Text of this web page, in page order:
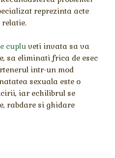
reprezinta acte
relatie.
cuplu veti invata sa va
sa eliminati frica de esec
intr-un mod
sexuala este o
iar echilibrul se
rabdare si ghidare